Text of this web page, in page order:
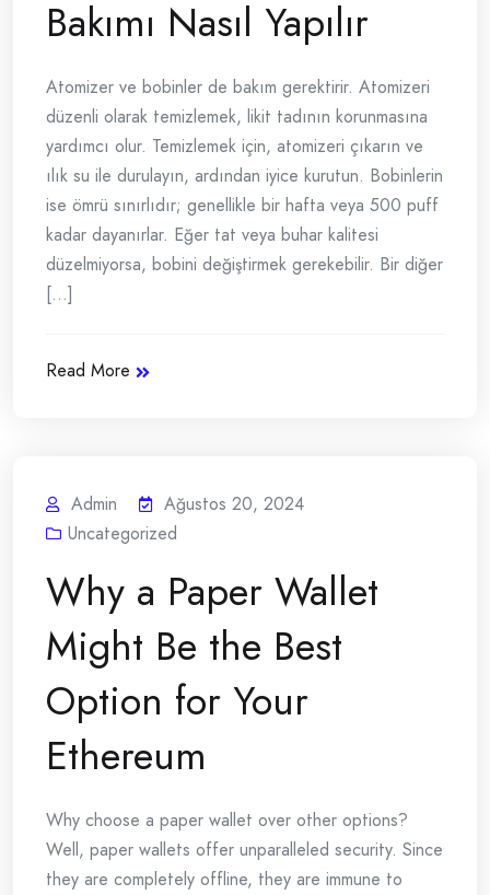
Bakımı Nasıl Yapılır
Atomizer ve bobinler de bakım gerektirir. Atomizeri
düzenli olarak temizlemek, likit tadının korunmasına
yardımcı olur. Temizlemek için, atomizeri çıkarın ve
ılık su ile durulayın, ardından iyice kurutun. Bobinlerin
ise ömrü sınırlıdır; genellikle bir hafta veya 500 puff
kadar dayanırlar. Eğer tat veya buhar kalitesi
düzelmiyorsa, bobini değiştirmek gerekebilir. Bir diğer
[...]
Read More
Admin
Ağustos 20, 2024
Uncategorized
Why a Paper Wallet
Might Be the Best
Option for Your
Ethereum
Why choose a paper wallet over other options?
Well, paper wallets offer unparalleled security. Since
they are completely offline, they are immune to